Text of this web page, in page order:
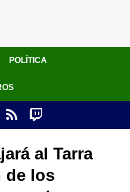
POLÍTICA
al Tarra
de los